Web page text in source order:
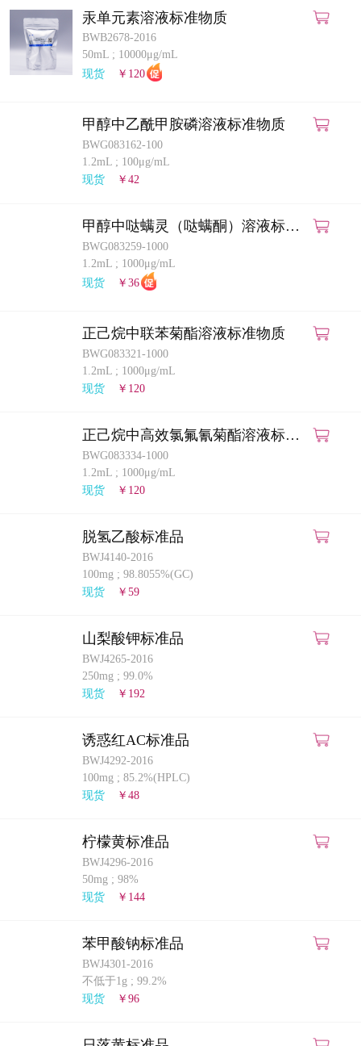
汞单元素溶液标准物质
BWB2678-2016
50mL ; 10000μg/mL
现货
￥120
甲醇中乙酰甲胺磷溶液标准物质
BWG083162-100
1.2mL ; 100μg/mL
现货
￥42
甲醇中哒螨灵（哒螨酮）溶液标准
物质
BWG083259-1000
1.2mL ; 1000μg/mL
现货
￥36
正己烷中联苯菊酯溶液标准物质
BWG083321-1000
1.2mL ; 1000μg/mL
现货
￥120
正己烷中高效氯氟氰菊酯溶液标准
物质
BWG083334-1000
1.2mL ; 1000μg/mL
现货
￥120
脱氢乙酸标准品
BWJ4140-2016
100mg ; 98.8055%(GC)
现货
￥59
山梨酸钾标准品
BWJ4265-2016
250mg ; 99.0%
现货
￥192
诱惑红AC标准品
BWJ4292-2016
100mg ; 85.2%(HPLC)
现货
￥48
柠檬黄标准品
BWJ4296-2016
50mg ; 98%
现货
￥144
苯甲酸钠标准品
BWJ4301-2016
不低于1g ; 99.2%
现货
￥96